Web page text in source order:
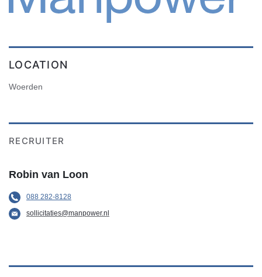
LOCATION
Woerden
RECRUITER
Robin van Loon
088 282-8128
sollicitaties@manpower.nl